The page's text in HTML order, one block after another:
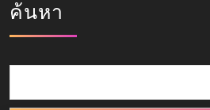
ค้นหา